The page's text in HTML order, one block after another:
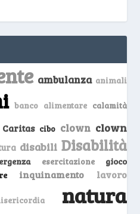
ambulanza animali
banco alimentare calamità
Caritas cibo clown clown
disabili Disabilità
esercitazione gioco
inquinamento lavoro
natura